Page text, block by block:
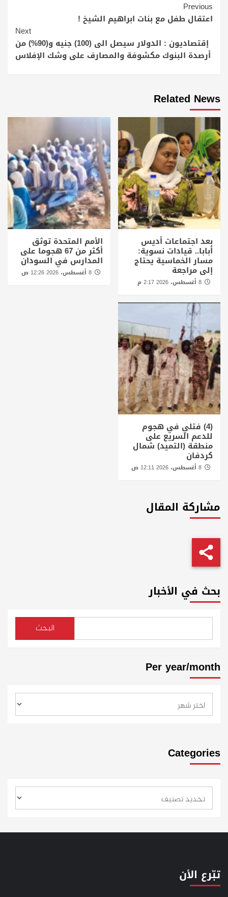
Continue
Reading
Previous
اعتقال طفل مع بنات ابراهيم الشيخ !
Next
إقتصاديون : الدولار سيصل الى (100) جنيه و(90%) من
أرصدة البنوك مكشوفة والمصارف على وشك الإفلاس
Related News
بعد اجتماعات أديس
أبابا.. قيادات نسوية:
مسار الخماسية يحتاج
إلى مراجعة
الأمم المتحدة توثق
أكثر من 67 هجوما على
المدارس في السودان
8 أغسطس، 2026 12:26 ص
(4) فتلي في هجوم
للدعم السريع على
منطقة (التميد) شمال
كردفان
مشاركة المقال
بحث في الأخبار
البحث
Per year/month
Categories
تبّرع الأن